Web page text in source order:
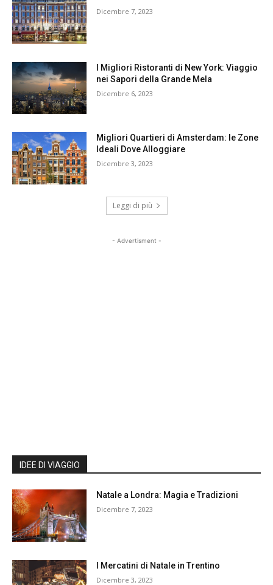
Dicembre 7, 2023
I Migliori Ristoranti di New York: Viaggio
nei Sapori della Grande Mela
Dicembre 6, 2023
Migliori Quartieri di Amsterdam: le Zone
Ideali Dove Alloggiare
Dicembre 3, 2023
Leggi di più
- Advertisment -
IDEE DI VIAGGIO
Natale a Londra: Magia e Tradizioni
Dicembre 7, 2023
I Mercatini di Natale in Trentino
Dicembre 3, 2023